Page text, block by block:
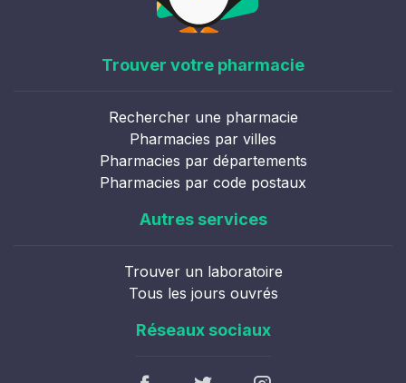
Trouver votre pharmacie
Rechercher une pharmacie
Pharmacies par villes
Pharmacies par départements
Pharmacies par code postaux
Autres services
Trouver un laboratoire
Tous les jours ouvrés
Réseaux sociaux